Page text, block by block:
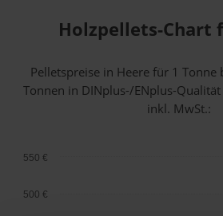
Holzpellets-Chart
Pelletspreise in Heere für 1 Tonne
Tonnen in DINplus-/ENplus-
inkl. MwSt.:
500 €
550 €